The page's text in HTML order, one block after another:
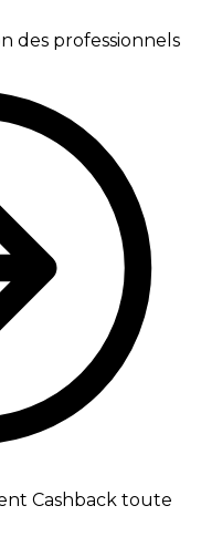
des professionnels
Cashback toute